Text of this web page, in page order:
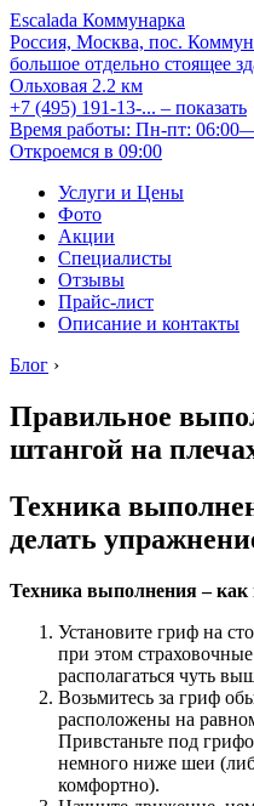
Escalada Коммунарка
Россия, Москва, пос.
большое отдельно стоящее
Ольховая 2.2 км
+7 (495) 191-13-... – показать
Время работы: Пн-пт:
Откроемся в 09:00
Услуги и Цены
Фото
Акции
Специалисты
Отзывы
Прайс-лист
Описание и контакты
Блог ›
Правильное
штангой на
Техника
делать
Техника выполнения – как
Установите гриф на
при этом
располагаться чуть
Возьмитесь за гриф
расположены на
Привстаньте под
немного ниже шеи
комфортно).